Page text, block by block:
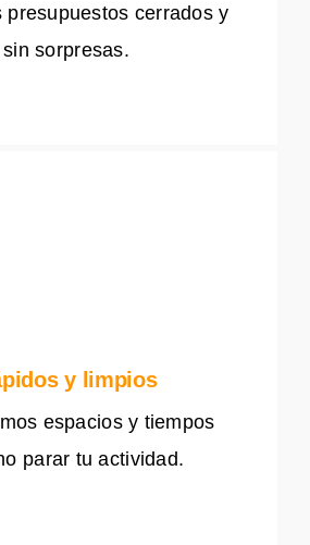
presupuestos cerrados y
sin sorpresas.
y limpios
espacios y tiempos
parar tu actividad.